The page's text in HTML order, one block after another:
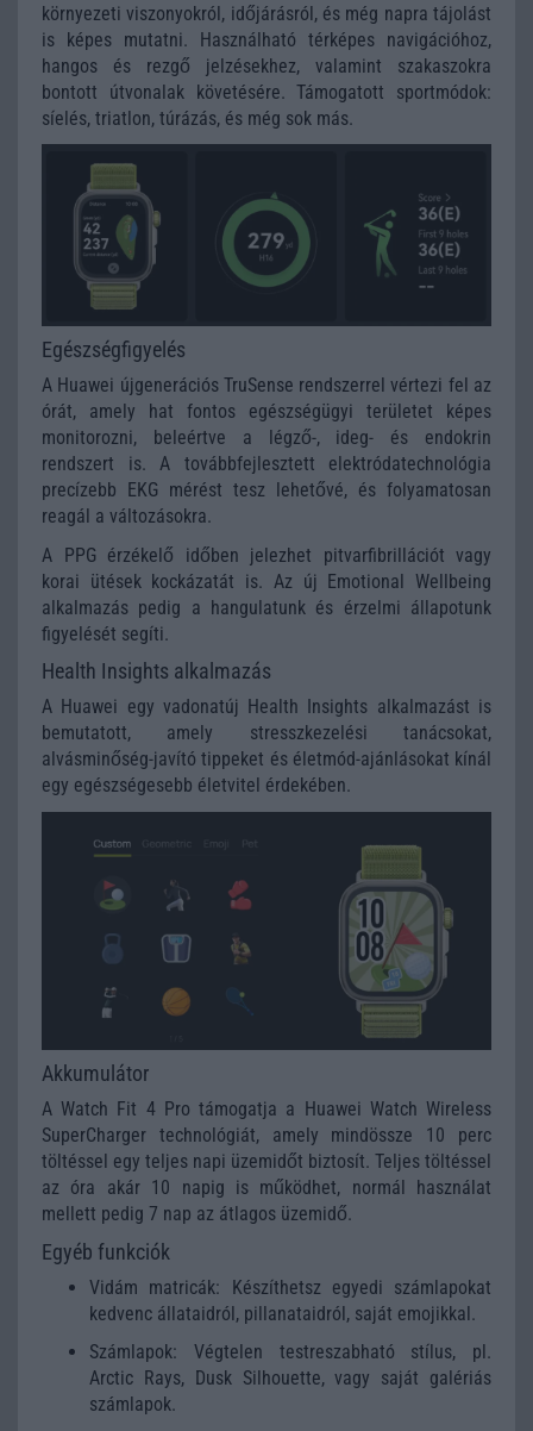
környezeti viszonyokról, időjárásról, és még napra tájolást
is képes mutatni. Használható térképes navigációhoz,
hangos és rezgő jelzésekhez, valamint szakaszokra
bontott útvonalak követésére. Támogatott sportmódok:
síelés, triatlon, túrázás, és még sok más.
Egészségfigyelés
A Huawei újgenerációs TruSense rendszerrel vértezi fel az
órát, amely hat fontos egészségügyi területet képes
monitorozni, beleértve a légző-, ideg- és endokrin
rendszert is. A továbbfejlesztett elektródatechnológia
precízebb EKG mérést tesz lehetővé, és folyamatosan
reagál a változásokra.
A PPG érzékelő időben jelezhet pitvarfibrillációt vagy
korai ütések kockázatát is. Az új Emotional Wellbeing
alkalmazás pedig a hangulatunk és érzelmi állapotunk
figyelését segíti.
Health Insights alkalmazás
A Huawei egy vadonatúj Health Insights alkalmazást is
bemutatott, amely stresszkezelési tanácsokat,
alvásminőség-javító tippeket és életmód-ajánlásokat kínál
egy egészségesebb életvitel érdekében.
Akkumulátor
A Watch Fit 4 Pro támogatja a Huawei Watch Wireless
SuperCharger technológiát, amely mindössze 10 perc
töltéssel egy teljes napi üzemidőt biztosít. Teljes töltéssel
az óra akár 10 napig is működhet, normál használat
mellett pedig 7 nap az átlagos üzemidő.
Egyéb funkciók
Vidám matricák: Készíthetsz egyedi számlapokat
kedvenc állataidról, pillanataidról, saját emojikkal.
Számlapok: Végtelen testreszabható stílus, pl.
Arctic Rays, Dusk Silhouette, vagy saját galériás
számlapok.